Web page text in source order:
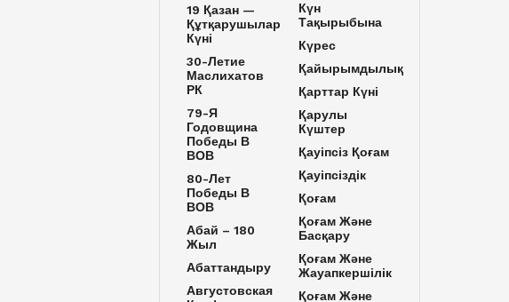
19 Қазан —
Құтқарушылар
Күні
30-Летие
Маслихатов
РК
79-Я
Годовщина
Победы В
ВОВ
80-Лет
Победы В
ВОВ
Абай – 180
Жыл
Абаттандыру
Августовская
Күн
Тақырыбына
Күрес
Қайырымдылық
Қарттар Күні
Қарулы
Күштер
Қауіпсіз Қоғам
Қауіпсіздік
Қоғам
Қоғам Және
Басқару
Қоғам Және
Жауапкершілік
Қоғам Және